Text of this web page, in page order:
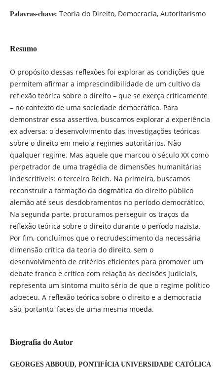
Palavras-chave: Teoria do Direito, Democracia, Autoritarismo
Resumo
O propósito dessas reflexões foi explorar as condições que
permitem afirmar a imprescindibilidade de um cultivo da
reflexão teórica sobre o direito – que se exerça criticamente
– no contexto de uma sociedade democrática. Para
demonstrar essa assertiva, buscamos explorar a experiência
ex adversa: o desenvolvimento das investigações teóricas
sobre o direito em meio a regimes autoritários. Não
qualquer regime. Mas aquele que marcou o século XX como
perpetrador de uma tragédia de dimensões humanitárias
indescritíveis: o terceiro Reich. Na primeira, buscamos
reconstruir a formação da dogmática do direito público
alemão até seus desdobramentos no período democrático.
Na segunda parte, procuramos perseguir os traços da
reflexão teórica sobre o direito durante o período nazista.
Por fim, concluímos que o recrudescimento da necessária
dimensão crítica da teoria do direito, sem o
desenvolvimento de critérios eficientes para promover um
debate franco e crítico com relação às decisões judiciais,
representa um sintoma muito sério de que o regime político
adoeceu. A reflexão teórica sobre o direito e a democracia
são, portanto, faces de uma mesma moeda.
Biografia do Autor
GEORGES ABBOUD, PONTIFÍCIA UNIVERSIDADE CATÓLICA